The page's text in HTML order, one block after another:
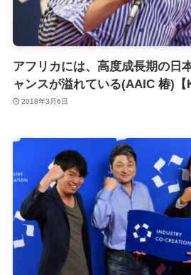
アフリカには、高度成長期の日
ャンスが溢れている(AAIC 椿)【
2018年3月6日